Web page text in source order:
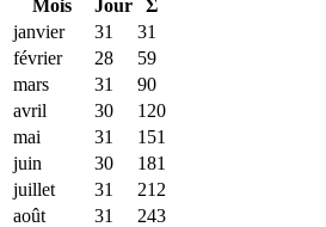
Mois Jour
Σ
janvier
31
31
février
28
59
mars
31
90
avril
30
120
mai
31
151
juin
30
181
juillet
31
212
août
31
243